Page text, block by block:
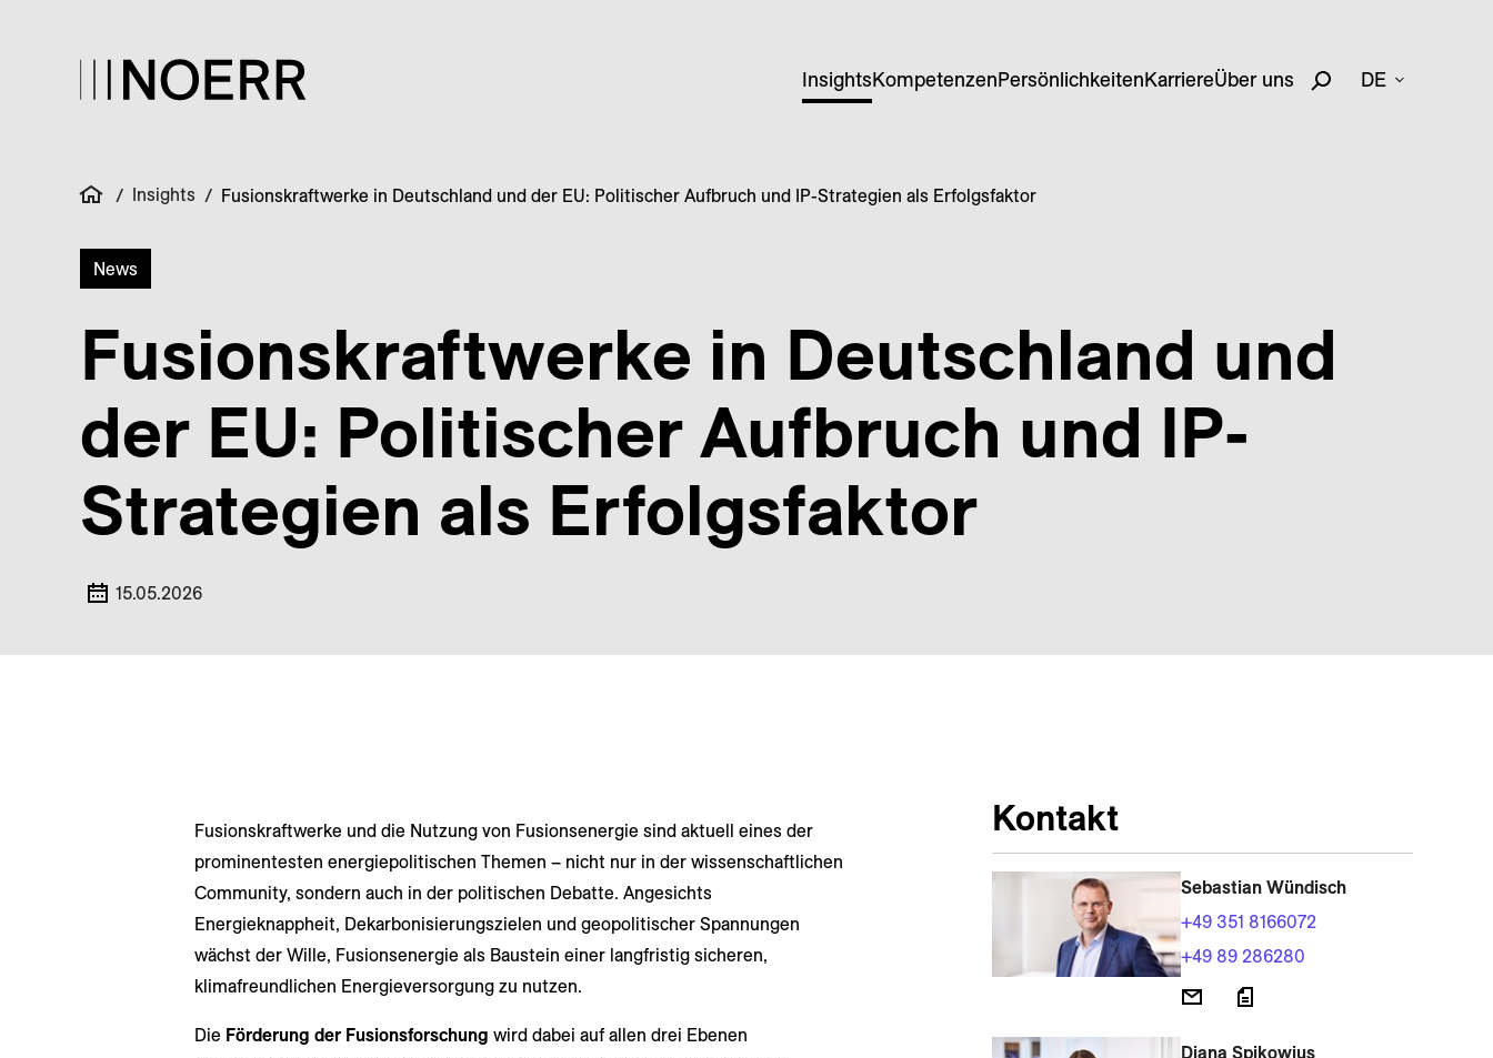
InsightsKompetenzenPersönlichkeitenKarriereÜber uns DE
/ Insights / Fusionskraftwerke in Deutschland und der EU: Politischer Aufbruch und IP-Strategien als Erfolgsfaktor
News
Fusionskraftwerke in Deutschland und
der EU: Politischer Aufbruch und IP-
Strategien als Erfolgsfaktor
15.05.2026
Fusionskraftwerke und die Nutzung von Fusionsenergie sind aktuell eines der
prominentesten energiepolitischen Themen – nicht nur in der wissenschaftlichen
Community, sondern auch in der politischen Debatte. Angesichts
Energieknappheit, Dekarbonisierungszielen und geopolitischer Spannungen
wächst der Wille, Fusionsenergie als Baustein einer langfristig sicheren,
klimafreundlichen Energieversorgung zu nutzen.
Die Förderung der Fusionsforschung wird dabei auf allen drei Ebenen
Kontakt
Sebastian Wündisch
+49 351 8166072
+49 89 286280
Diana Spikowius